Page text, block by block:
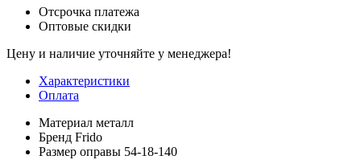
Отсрочка платежа
Оптовые скидки
Цену и наличие уточняйте у менеджера!
Характеристики
Оплата
Материал металл
Бренд Frido
Размер оправы 54-18-140